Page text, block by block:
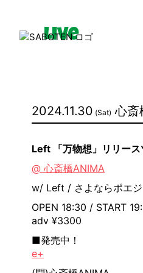
Live
2024.11.30 (Sat) 心斎
Left 「万物想」リリー
@ 心斎橋ANIMA
w/ Left / さよならポエ
OPEN 18:30 / START
adv ¥3300
■発売中！
e+